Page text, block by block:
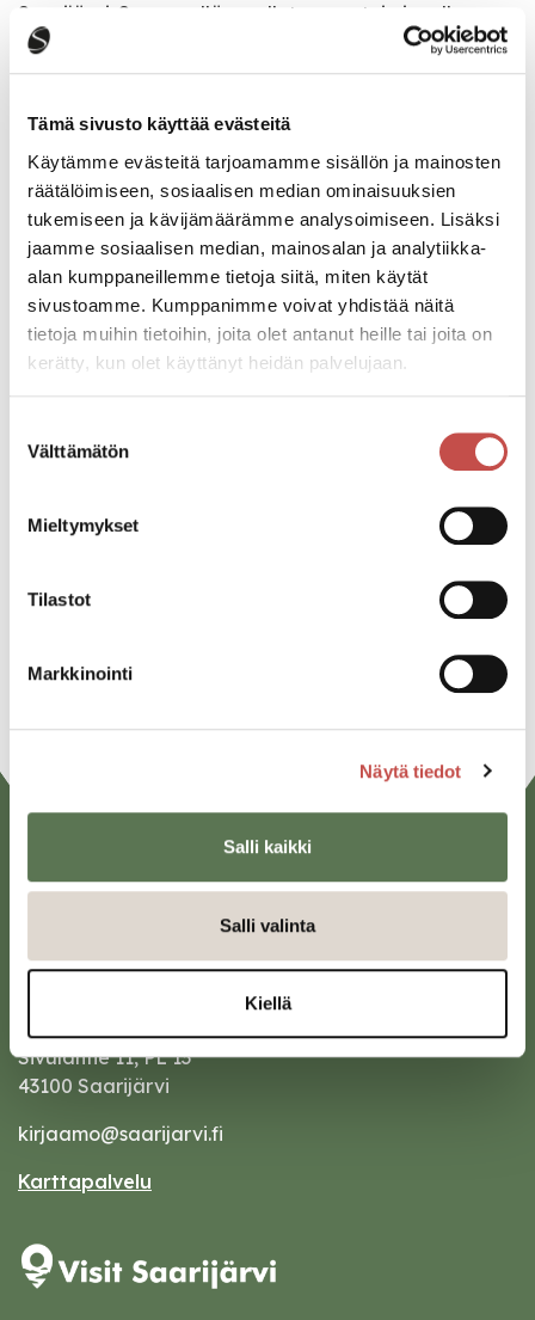
Tämä sivusto käyttää evästeitä
Käytämme evästeitä tarjoamamme sisällön ja mainosten
räätälöimiseen, sosiaalisen median ominaisuuksien
tukemiseen ja kävijämäärämme analysoimiseen. Lisäksi
jaamme sosiaalisen median, mainosalan ja analytiikka-
alan kumppaneillemme tietoja siitä, miten käytät
sivustoamme. Kumppanimme voivat yhdistää näitä
tietoja muihin tietoihin, joita olet antanut heille tai joita on
kerätty, kun olet käyttänyt heidän palvelujaan.
valinta
Välttämätön
Mieltymykset
Tilastot
Markkinointi
Näytä tiedot
Salli kaikki
Salli valinta
Kiellä
Saarijärvi-Seura r.y:llä on ollut museotoiminnalle
vahva tuki alusta asti. Kotiseutuyhdistys oli
avainasemassa museon perustamisessa vuonna 1986.
kaupungin kanssa yhdessä Juholan kotitilaa
koskevissa asioissa sekä taiteilijaveljesten tuotannon
tallentamissa ja digitoimisessa tutkijoiden käyttöön.
Aineisto on sijoitettuna Saarijärven museoon, sillä
Tapperit ovat tunnettu osa Saarijärven ja Suomen
historiaa.
kuvat (11.11.1994–8.1.1995), jossa oli esillä taidetta
Beda, Katri ja Aune Heralan säätiön ja Saarijärven
Saarijärven museo, Olavi Lahtela.
Saarijärven kaupunki
Sivulantie 11, PL 13
43100 Saarijärvi
kirjaamo@saarijarvi.fi
Karttapalvelu